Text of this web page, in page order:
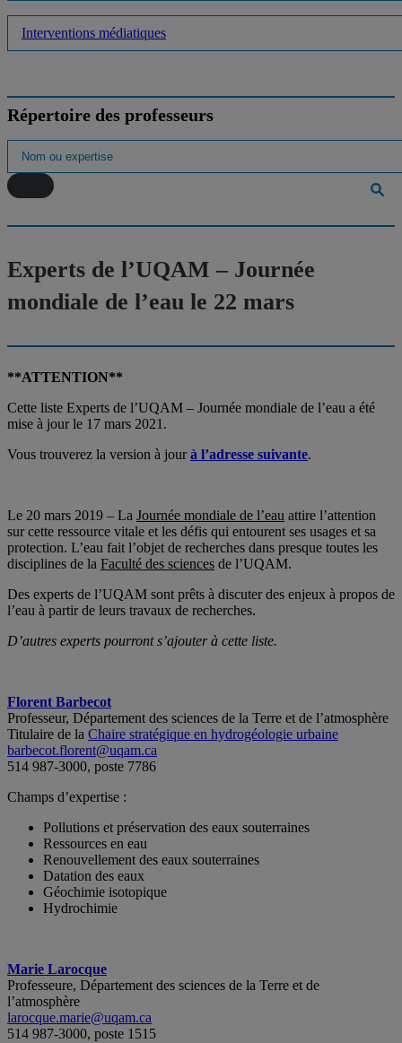
Interventions médiatiques
Répertoire des professeurs
Experts de l’UQAM – Journée
mondiale de l’eau le 22 mars
**ATTENTION**
Cette liste Experts de l’UQAM – Journée mondiale de l’eau a été
mise à jour le 17 mars 2021.
Vous trouverez la version à jour à l’adresse suivante.
Le 20 mars 2019 – La Journée mondiale de l’eau attire l’attention
sur cette ressource vitale et les défis qui entourent ses usages et sa
protection. L’eau fait l’objet de recherches dans presque toutes les
disciplines de la Faculté des sciences de l’UQAM.
Des experts de l’UQAM sont prêts à discuter des enjeux à propos de
l’eau à partir de leurs travaux de recherches.
D’autres experts pourront s’ajouter à cette liste.
Florent Barbecot
Professeur, Département des sciences de la Terre et de l’atmosphère
Titulaire de la Chaire stratégique en hydrogéologie urbaine
barbecot.florent@uqam.ca
514 987-3000, poste 7786
Champs d’expertise :
Pollutions et préservation des eaux souterraines
Ressources en eau
Renouvellement des eaux souterraines
Datation des eaux
Géochimie isotopique
Hydrochimie
Marie Larocque
Professeure, Département des sciences de la Terre et de
l’atmosphère
larocque.marie@uqam.ca
514 987-3000, poste 1515